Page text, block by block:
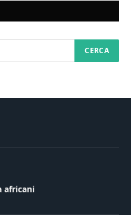
africani